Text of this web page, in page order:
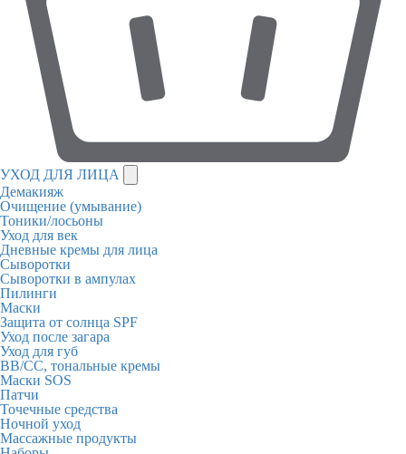
УХОД ДЛЯ ЛИЦА
Демакияж
Очищение (умывание)
Тоники/лосьоны
Уход для век
Дневные кремы для лица
Сыворотки
Сыворотки в ампулах
Пилинги
Маски
Защита от солнца SPF
Уход после загара
Уход для губ
BB/CC, тональные кремы
Маски SOS
Патчи
Точечные средства
Ночной уход
Массажные продукты